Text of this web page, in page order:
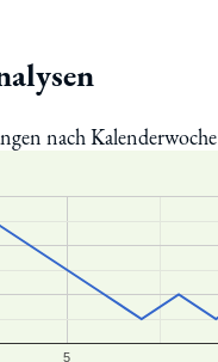
nach Kalenderwoche
5